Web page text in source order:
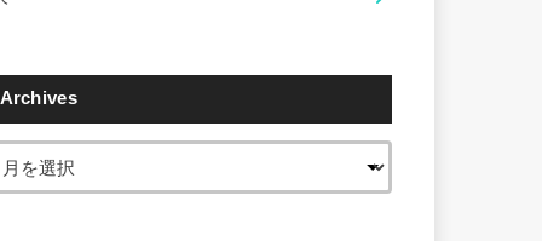
Archives